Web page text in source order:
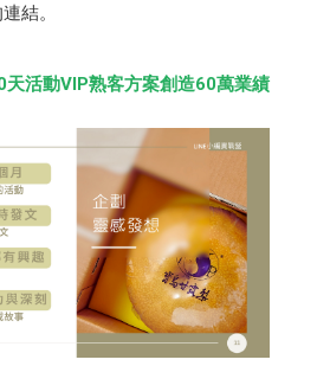
結。
天活動VIP熟客方案創造60萬業績